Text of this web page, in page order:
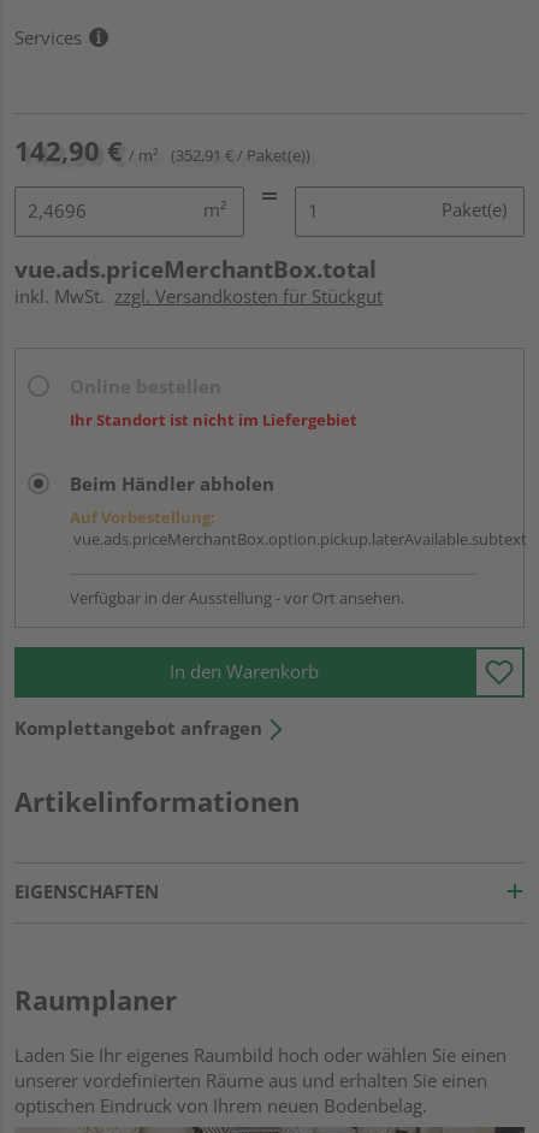
Services
142,90 € / m² (352,91 € / Paket(e))
m² Paket(e)
vue.ads.priceMerchantBox.total
inkl. MwSt. zzgl. Versandkosten für Stückgut
Ihr Standort ist nicht im Liefergebiet
Beim Händler abholen
Auf Vorbestellung:
vue.ads.priceMerchantBox.option.pickup.laterAvailable.subtext
Verfügbar in der Ausstellung - vor Ort ansehen.
In den Warenkorb
Komplettangebot anfragen
Artikelinformationen
EIGENSCHAFTEN
Raumplaner
Laden Sie Ihr eigenes Raumbild hoch oder wählen Sie einen
unserer vordefinierten Räume aus und erhalten Sie einen
optischen Eindruck von Ihrem neuen Bodenbelag.